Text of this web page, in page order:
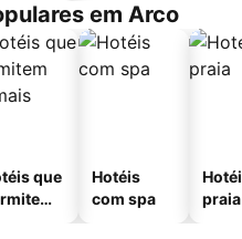
em Arco
que
Hotéis
com spa
praia